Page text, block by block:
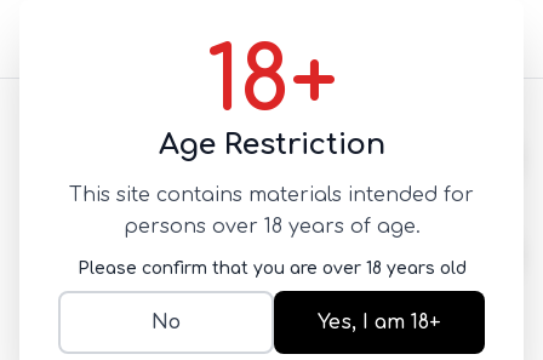
18+
Age Restriction
This site contains materials intended for
persons over 18 years of age.
Please confirm that you are over 18 years old
No Yes, I am 18+
БАД Казанова
ВОЗБУДИТЕЛИ ДЛЯ НЕГО